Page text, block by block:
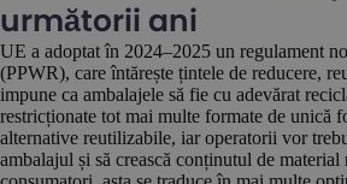
următorii ani
UE a adoptat în 2024–2025 un regulament
(PPWR), care întărește țintele de reducere,
impune ca ambalajele să fie cu adevărat
restricționate tot mai multe formate de unică
alternative reutilizabile, iar operatorii vor
ambalajul și să crească conținutul de material